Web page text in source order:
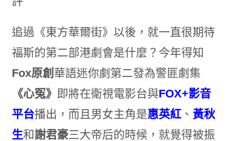
追過《東方華爾街》以後，就一直很期待
福斯的第二部港劇會是什麼？今年得知
Fox原創 華語迷你劇第二發為警匪劇集
《心冤》 即將在衛視電影台與FOX+影音
平台播出 ，而且男女主角是惠英紅、 黃秋
生和謝君豪三大帝后的時候，就覺得被振